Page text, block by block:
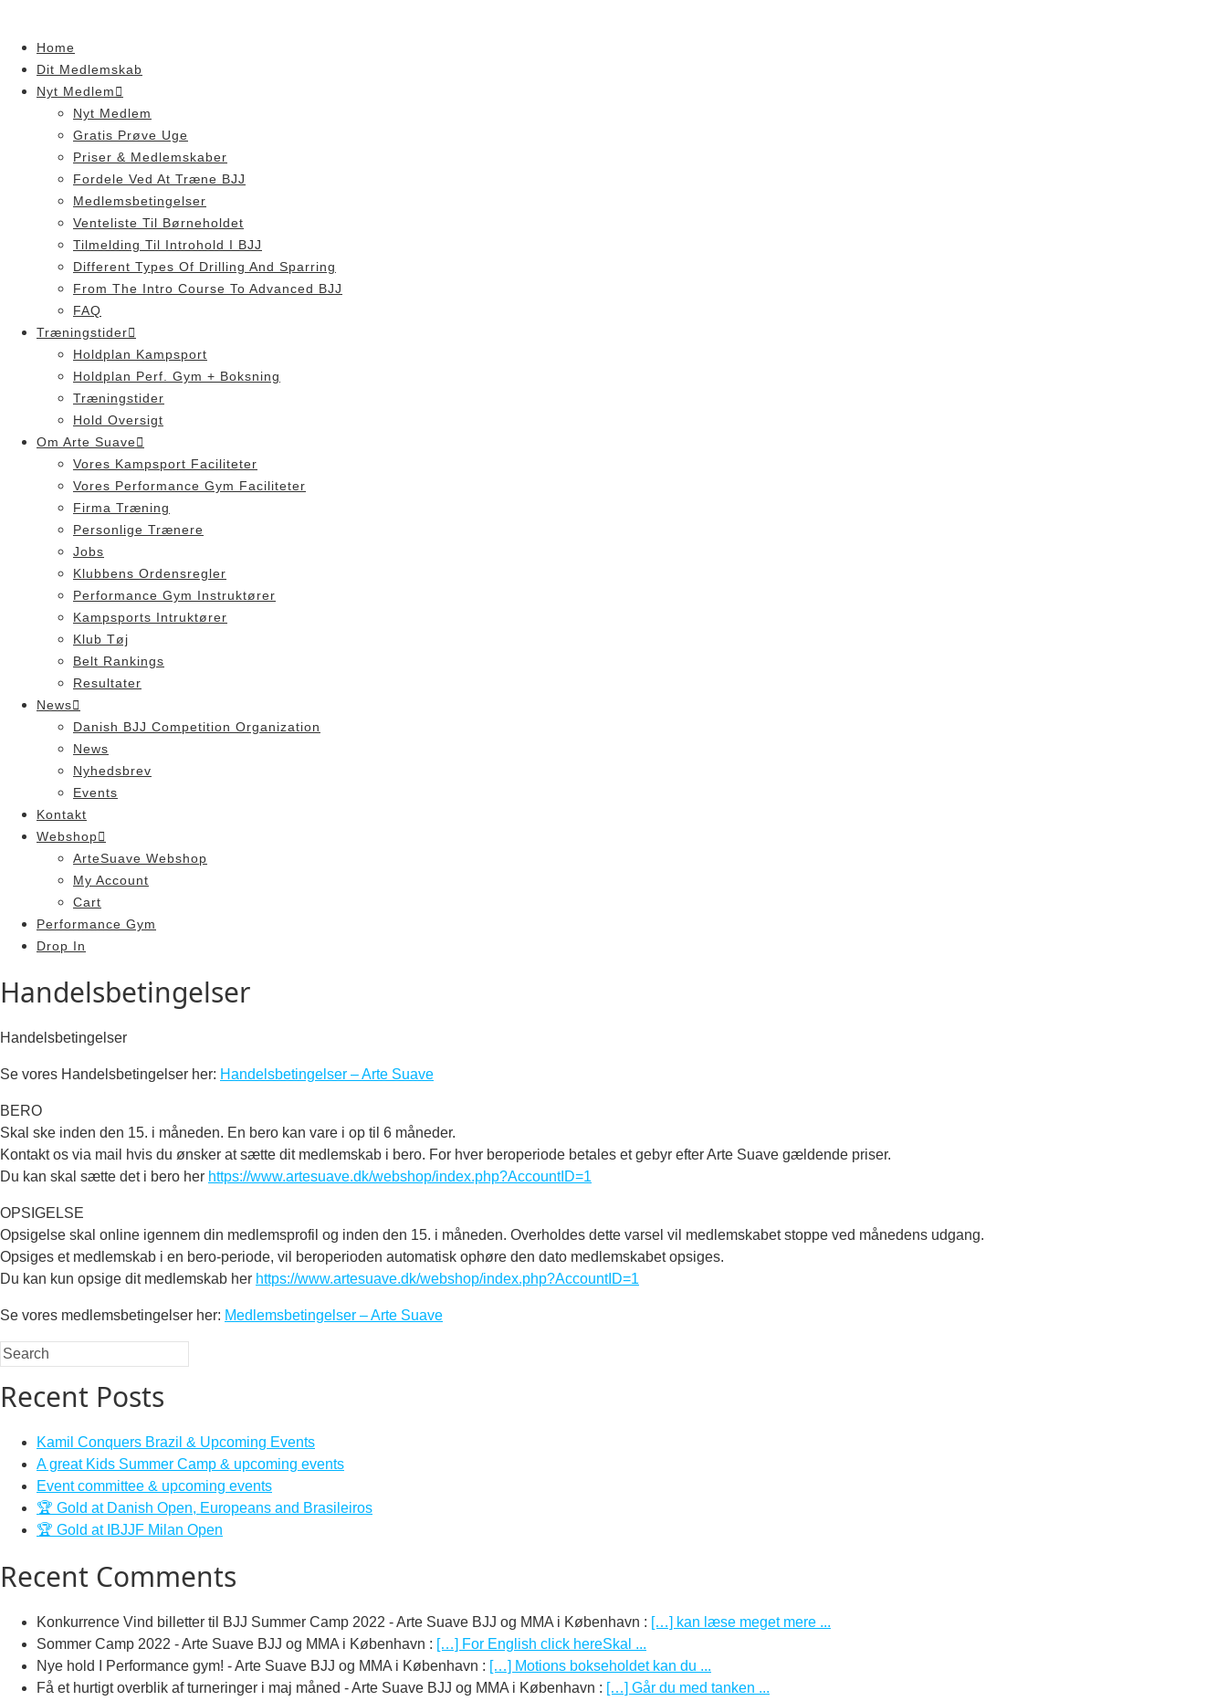
contentHome
Dit Medlemskab
Nyt Medlem
Nyt Medlem
Gratis Prøve Uge
Priser & Medlemskaber
Fordele Ved At Træne BJJ
Medlemsbetingelser
Venteliste Til Børneholdet
Tilmelding Til Introhold I BJJ
Different Types Of Drilling And Sparring
From The Intro Course To Advanced BJJ
FAQ
Træningstider
Holdplan Kampsport
Holdplan Perf. Gym + Boksning
Træningstider
Hold Oversigt
Om Arte Suave
Vores Kampsport Faciliteter
Vores Performance Gym Faciliteter
Firma Træning
Personlige Trænere
Jobs
Klubbens Ordensregler
Performance Gym Instruktører
Kampsports Intruktører
Klub Tøj
Belt Rankings
Resultater
News
Danish BJJ Competition Organization
News
Nyhedsbrev
Events
Kontakt
Webshop
ArteSuave Webshop
My Account
Cart
Performance Gym
Drop In
Handelsbetingelser
Handelsbetingelser
Se vores Handelsbetingelser her: Handelsbetingelser – Arte Suave
BERO
Skal ske inden den 15. i måneden. En bero kan vare i op til 6 måneder.
Kontakt os via mail hvis du ønsker at sætte dit medlemskab i bero. For hver beroperiode betales et gebyr efter Arte Suave gældende priser.
Du kan skal sætte det i bero her https://www.artesuave.dk/webshop/index.php?AccountID=1
OPSIGELSE
Opsigelse skal online igennem din medlemsprofil og inden den 15. i måneden. Overholdes dette varsel vil medlemskabet stoppe ved månedens udgang.
Opsiges et medlemskab i en bero-periode, vil beroperioden automatisk ophøre den dato medlemskabet opsiges.
Du kan kun opsige dit medlemskab her https://www.artesuave.dk/webshop/index.php?AccountID=1
Se vores medlemsbetingelser her: Medlemsbetingelser – Arte Suave
Recent Posts
Kamil Conquers Brazil & Upcoming Events
A great Kids Summer Camp & upcoming events
Event committee & upcoming events
🏆 Gold at Danish Open, Europeans and Brasileiros
🏆 Gold at IBJJF Milan Open
Recent Comments
Konkurrence Vind billetter til BJJ Summer Camp 2022 - Arte Suave BJJ og MMA i København : […] kan læse meget mere ...
Sommer Camp 2022 - Arte Suave BJJ og MMA i København : […] For English click hereSkal ...
Nye hold I Performance gym! - Arte Suave BJJ og MMA i København : […] Motions bokseholdet kan du ...
Få et hurtigt overblik af turneringer i maj måned - Arte Suave BJJ og MMA i København : […] Går du med tanken ...